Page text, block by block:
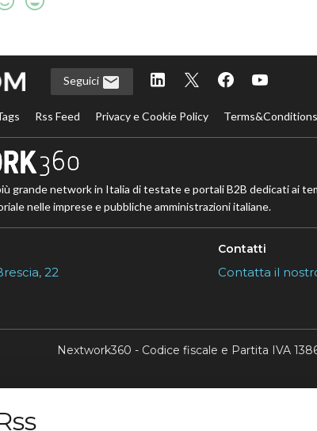
Seguici
Rss Feed Privacy e Cookie Policy
grande network in Italia di testate e portali B2B dedicati ai
nelle imprese e pubbliche amministrazioni italiane.
22
Contatti
Contatta il
Nextwork360 - Codice fiscale e Partita IVA